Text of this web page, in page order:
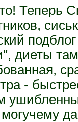
Теперь
диеты
-